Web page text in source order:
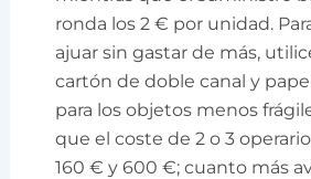
ronda los 2 € por unidad.
ajuar sin gastar de más,
cartón de doble canal y
para los objetos menos
que el coste de 2 o 3
160 € y 600 €; cuanto más